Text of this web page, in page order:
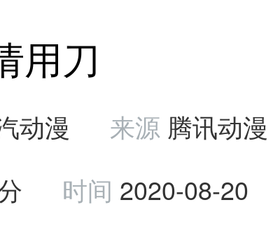
用刀
动漫 来源 腾讯动漫
时间 2020-08-20